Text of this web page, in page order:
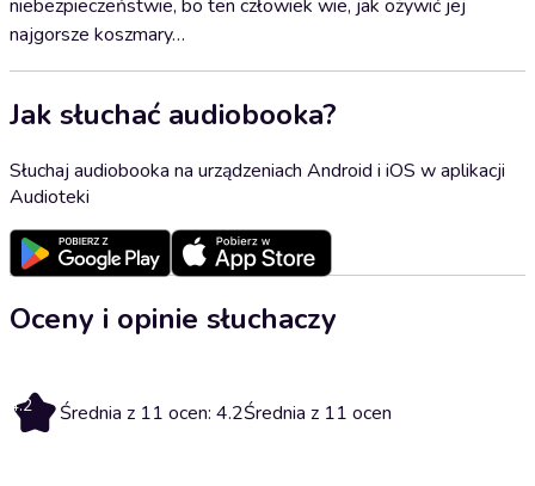
niebezpieczeństwie, bo ten człowiek wie, jak ożywić jej
najgorsze koszmary…
Jak słuchać audiobooka?
Słuchaj audiobooka na urządzeniach Android i iOS w aplikacji
Audioteki
Oceny i opinie słuchaczy
4.2 Średnia z 11 ocen: 4.2Średnia z 11 ocen